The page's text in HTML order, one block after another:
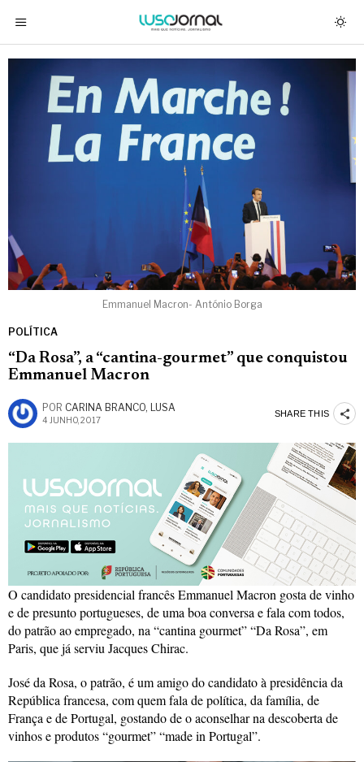
Emmanuel Macron- António Borga
POLÍTICA
“Da Rosa”, a “cantina-gourmet” que conquistou
Emmanuel Macron
POR CARINA BRANCO, LUSA
4 JUNHO, 2017
SHARE THIS
O candidato presidencial francês Emmanuel Macron gosta de vinho
e de presunto portugueses, de uma boa conversa e fala com todos,
do patrão ao empregado, na “cantina gourmet” “Da Rosa”, em
Paris, que já serviu Jacques Chirac.
José da Rosa, o patrão, é um amigo do candidato à presidência da
República francesa, com quem fala de política, da família, de
França e de Portugal, gostando de o aconselhar na descoberta de
vinhos e produtos “gourmet” “made in Portugal”.